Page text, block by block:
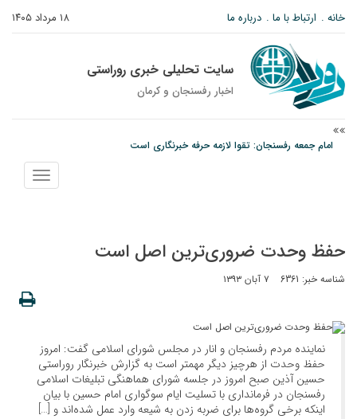
۱۸ مرداد ۱۴۰۵ خانه ارتباط با ما درباره ما
سایت تحلیلی خبری روراستی
اخبار رفسنجان و كرمان
امام جمعه رفسنجان: تقوا لازمه حرفه خبرنگاری است
پیش‌بینی هواشناسی برای استان کرمان؛ از وزش باد و گردوخاک تا رگبار و رعدوبرق
نمایش
منو
حفظ وحدت ضروری‌ترین اصل است
شناسه خبر: 6361 ۷ آبان ۱۳۹۳
نماینده مردم رفسنجان و انار در مجلس شورای اسلامی گفت: امروز
حفظ وحدت از هرچیز دیگر مهمتر است به گزارش خبرنگار روراستی
حسین آذین صبح امروز در جلسه شورای هماهنگی تبلیغات اسلامی
رفسنجان در فرمانداری با تسلیت ایام سوگواری امام حسین با بیان
اینکه برخی گروه‌ها برای ضربه زدن به شیعه وارد عمل شده‌اند و […]